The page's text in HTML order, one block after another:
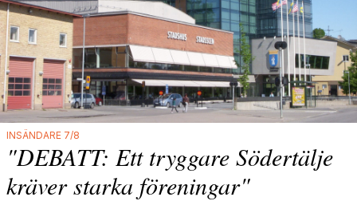
INSÄNDARE 7/8
"DEBATT: Ett tryggare Södertälje
kräver starka föreningar"